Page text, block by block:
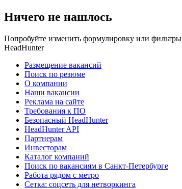
Ничего не нашлось
Попробуйте изменить формулировку или фильтры
HeadHunter
Размещение вакансий
Поиск по резюме
О компании
Наши вакансии
Реклама на сайте
Требования к ПО
Безопасный HeadHunter
HeadHunter API
Партнерам
Инвесторам
Каталог компаний
Поиск по вакансиям в Санкт-Петербурге
Работа рядом с метро
Сетка: соцсеть для нетворкинга